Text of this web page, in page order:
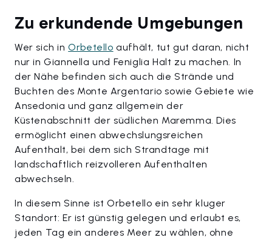
Zu erkundende Umgebungen
Wer sich inOrbetello aufhält, tut gut daran, nicht
nur in Giannella und Feniglia Halt zu machen. In
der Nähe befinden sich auch die Strände und
Buchten des Monte Argentario sowie Gebiete wie
Ansedonia und ganz allgemein der
Küstenabschnitt der südlichen Maremma. Dies
ermöglicht einen abwechslungsreichen
Aufenthalt, bei dem sich Strandtage mit
landschaftlich reizvolleren Aufenthalten
abwechseln.
In diesem Sinne ist Orbetello ein sehr kluger
Standort: Er ist günstig gelegen und erlaubt es,
jeden Tag ein anderes Meer zu wählen, ohne